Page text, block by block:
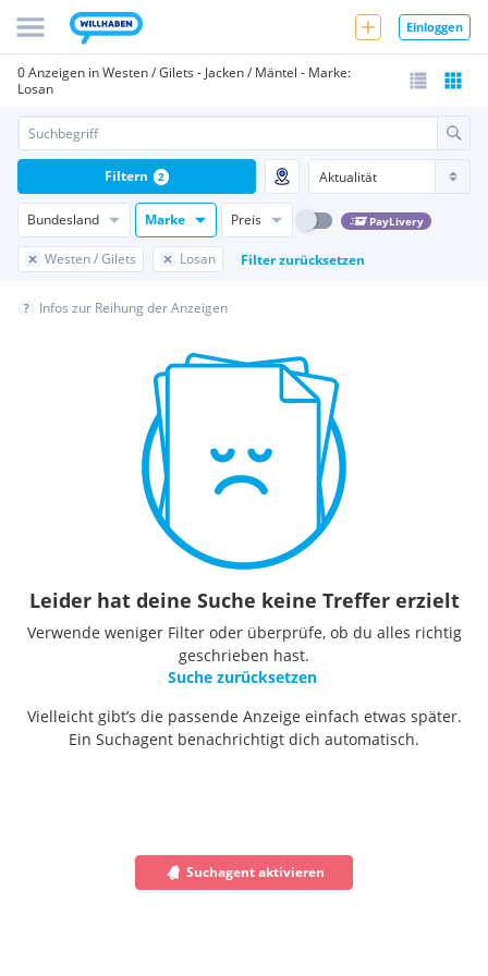
Einloggen
0 Anzeigen in Westen / Gilets - Jacken / Mäntel - Marke:
Losan
Bundesland Marke Preis PayLivery
Westen / Gilets Losan Filter zurücksetzen
Filtern 2
Infos zur Reihung der Anzeigen
Leider hat deine Suche keine Treffer erzielt
Verwende weniger Filter oder überprüfe, ob du alles richtig
geschrieben hast.
Suche zurücksetzen
Vielleicht gibt’s die passende Anzeige einfach etwas später.
Ein Suchagent benachrichtigt dich automatisch.
Suchagent aktivieren